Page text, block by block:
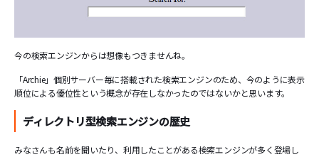
今の検索エンジンからは想像もつきませんね。
「Archie」個別サーバー毎に搭載された検索エンジンのため、今のように表示
順位による優位性という概念が存在しなかったのではないかと思います。
ディレクトリ型検索エンジンの歴史
みなさんも名前を聞いたり、利用したことがある検索エンジンが多く登場し